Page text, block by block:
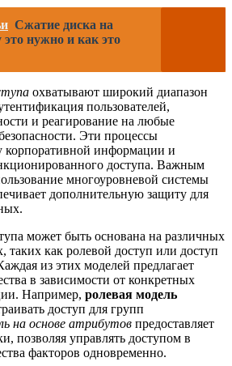
Сжатие диска на
нужно и как это
охватывают широкий диапазон
пользователей,
и реагирование на любые
Эти процессы
корпоративной информации и
доступа. Важным
многоуровневой системы
дополнительную защиту для
может быть основана на различных
таких как ролевой доступ или доступ
из этих моделей предлагает
в зависимости от конкретных
Например, ролевая модель
доступ для групп
на основе атрибутов предоставляет
позволяя управлять доступом в
факторов одновременно.